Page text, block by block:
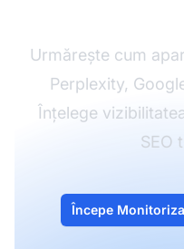
Urmărește cum
Perplexity,
Înțelege
SEO
Începe